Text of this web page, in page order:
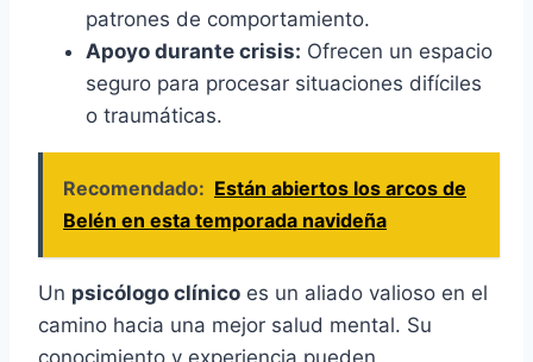
patrones de comportamiento.
Apoyo durante crisis: Ofrecen un espacio
seguro para procesar situaciones difíciles
o traumáticas.
Recomendado: Están abiertos los arcos de
Belén en esta temporada navideña
Un psicólogo clínico es un aliado valioso en el
camino hacia una mejor salud mental. Su
conocimiento y experiencia pueden